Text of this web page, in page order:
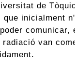
de
que inicialment
comunicar,
van